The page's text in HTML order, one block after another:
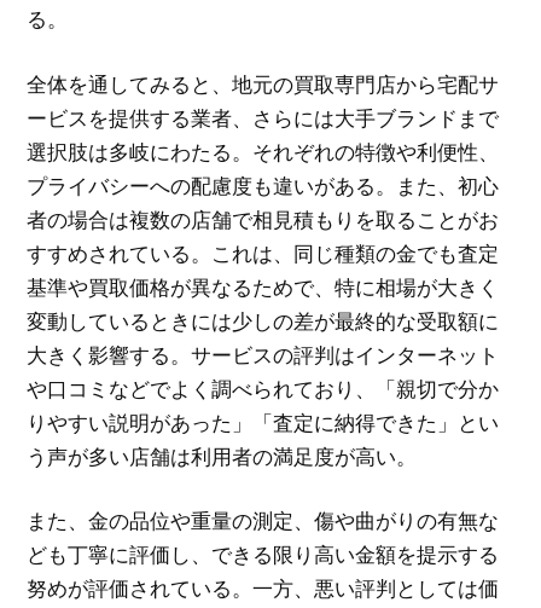
る。
全体を通してみると、地元の買取専門店から宅配サ
ービスを提供する業者、さらには大手ブランドまで
選択肢は多岐にわたる。それぞれの特徴や利便性、
プライバシーへの配慮度も違いがある。また、初心
者の場合は複数の店舗で相見積もりを取ることがお
すすめされている。これは、同じ種類の金でも査定
基準や買取価格が異なるためで、特に相場が大きく
変動しているときには少しの差が最終的な受取額に
大きく影響する。サービスの評判はインターネット
や口コミなどでよく調べられており、「親切で分か
りやすい説明があった」「査定に納得できた」とい
う声が多い店舗は利用者の満足度が高い。
また、金の品位や重量の測定、傷や曲がりの有無な
ども丁寧に評価し、できる限り高い金額を提示する
努めが評価されている。一方、悪い評判としては価